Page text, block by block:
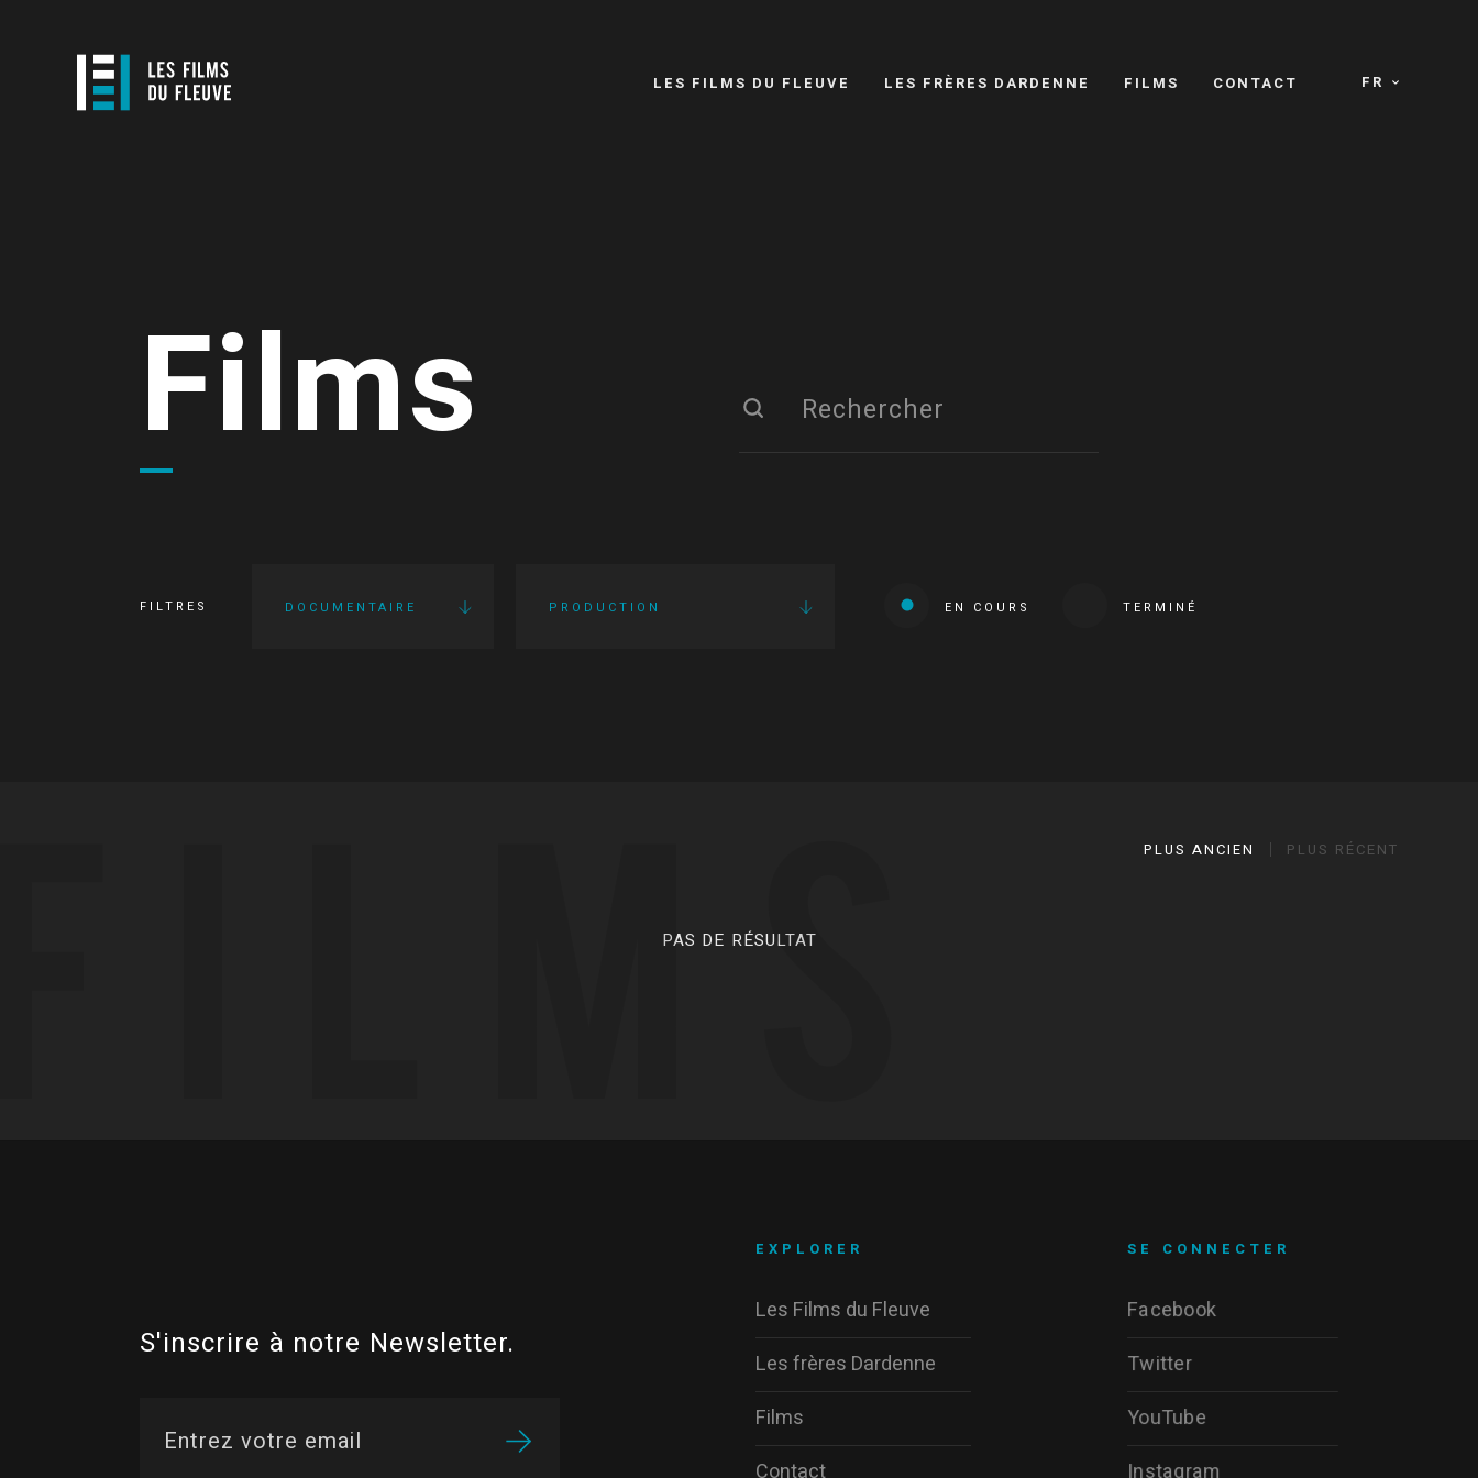
FR
LES FILMS DU FLEUVE LES FRÈRES DARDENNE FILMS CONTACT
Films
FILTRES DOCUMENTAIRE PRODUCTION EN COURS TERMINÉ
PLUS ANCIEN PLUS RÉCENT
PAS DE RÉSULTAT
S'inscrire à notre Newsletter.
SE CONNECTER
Facebook
Twitter
YouTube
Instagram
EXPLORER
Les Films du Fleuve
Les frères Dardenne
Films
Contact